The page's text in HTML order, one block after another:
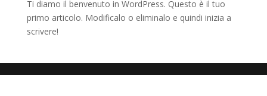
Ti diamo il benvenuto in WordPress. Questo è il tuo
primo articolo. Modificalo o eliminalo e quindi inizia a
scrivere!